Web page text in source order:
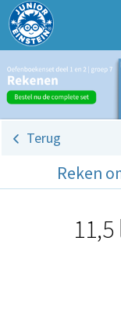
Terug
Reken
11,5